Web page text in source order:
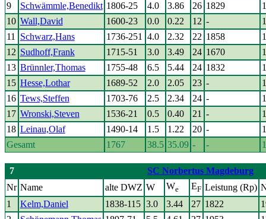
9
Schwämmle,Benedikt 1806-25 4.0 3.86 26 1829
10 Wall,David 1600-23 0.0 0.22 12 -
11
Schwarz,Hans 1736-251 4.0 2.32 22 1858
12 Sudhoff,Frank 1715-51 3.0 3.49 24 1670
13 Brünnler,Thomas 1755-48 6.5 5.44 24 1832
15 Hesse,Lothar 1689-52 2.0 2.05 23 -
16 Tews,Steffen 1703-76 2.5 2.34 24 -
17 Wronski,Steven 1536-21 0.5 0.40 21 -
18 Leinau,Olaf 1490-14 1.5 1.22 20 -
Gesamt
1767 38.5 35.09 - -
7
SC Norbertus Magdeburg
Nr Name alte DWZ W We EF Leistung (Rp)
1
Kelm,Daniel 1838-115 3.0 3.44 27 1822